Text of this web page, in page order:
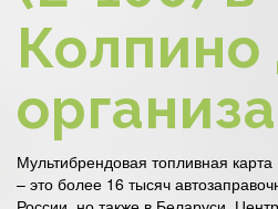
Колпино
Мультибрендовая топливная
– это более 16 тысяч